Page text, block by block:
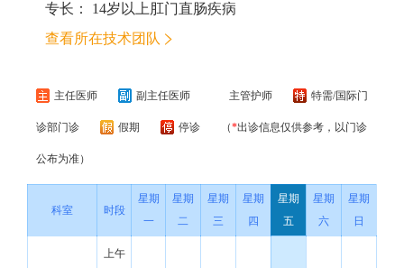
专长： 14岁以上肛门直肠疾病
查看所在技术团队
主任医师 副主任医师 主管护师 特需/国际门
诊部门诊 假期 停诊 （*出诊信息仅供参考，以门诊
公布为准）
科室 时段
星期
一
星期
二
星期
三
星期
四
星期
五
星期
六
星期
日
上午